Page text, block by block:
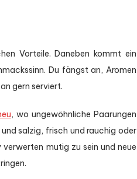
Vorteile. Daneben kommt ein
Du fängst an, Aromen
gern serviert.
, wo ungewöhnliche Paarungen
salzig, frisch und rauchig oder
mutig zu sein und neue